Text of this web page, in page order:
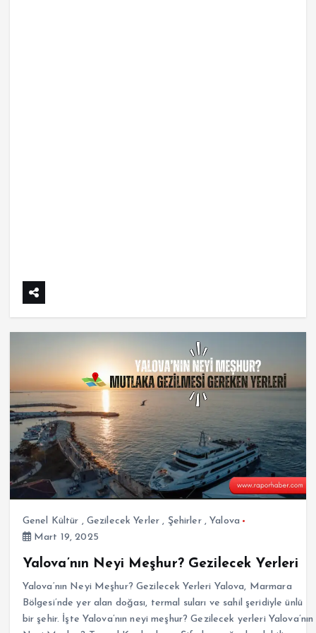
Genel Kültür , Gezilecek Yerler , Şehirler,Yalova
Mart 19, 2025
Yalova’nın Neyi Meşhur? Gezilecek Yerleri
Yalova‘nın Neyi Meşhur? Gezilecek Yerleri Yalova, Marmara
Bölgesi’nde yer alan doğası, termal suları ve sahil şeridiyle ünlü
bir şehir. İşte Yalova’nın neyi meşhur? Gezilecek yerleri Yalova’nın